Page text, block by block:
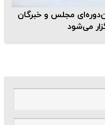
میان‌دوره‌ای مجلس و خبرگان
می‌شود